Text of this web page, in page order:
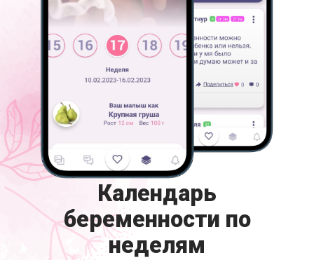
Календарь
беременности по
неделям